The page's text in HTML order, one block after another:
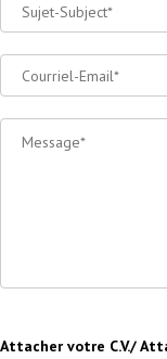
Attacher votre C.V./